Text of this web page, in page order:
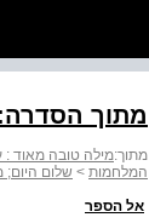
מתוך הסדרה:
מתוך:מילה טובה מאוד : עברית
המלחמות > שלום
אל הספר